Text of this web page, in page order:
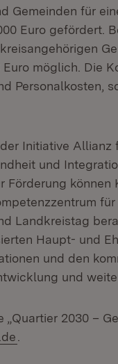
Gemeinden für
Euro gefördert.
Euro möglich. Die
Personalkosten,
Initiative
und
können
Landkreistag
Haupt- und
und den
und
2030 –